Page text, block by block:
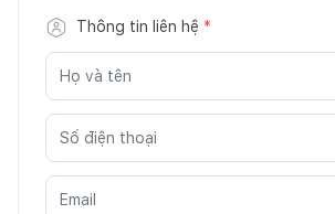
Thông tin liên hệ *